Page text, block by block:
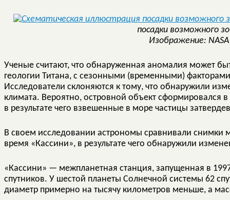
посадки возможного
Изображение: NASA
Ученые считают, что обнаруженная аномалия может
геологии Титана, с сезонными (временными)
Исследователи склоняются к тому, что обнаружили
климата. Вероятно, островной объект сформировался
в результате чего взвешенные в море частицы
В своем исследовании астрономы сравнивали снимки
время «Кассини», в результате чего обнаружили
«Кассини» — межпланетная станция, запущенная в
спутников. У шестой планеты Солнечной системы 62
диаметр примерно на тысячу километров меньше, а